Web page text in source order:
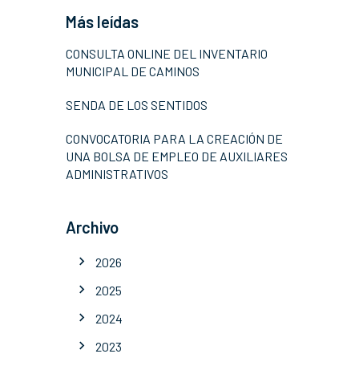
Más leídas
CONSULTA ONLINE DEL INVENTARIO
MUNICIPAL DE CAMINOS
SENDA DE LOS SENTIDOS
CONVOCATORIA PARA LA CREACIÓN DE
UNA BOLSA DE EMPLEO DE AUXILIARES
ADMINISTRATIVOS
Archivo
2026
2025
2024
2023